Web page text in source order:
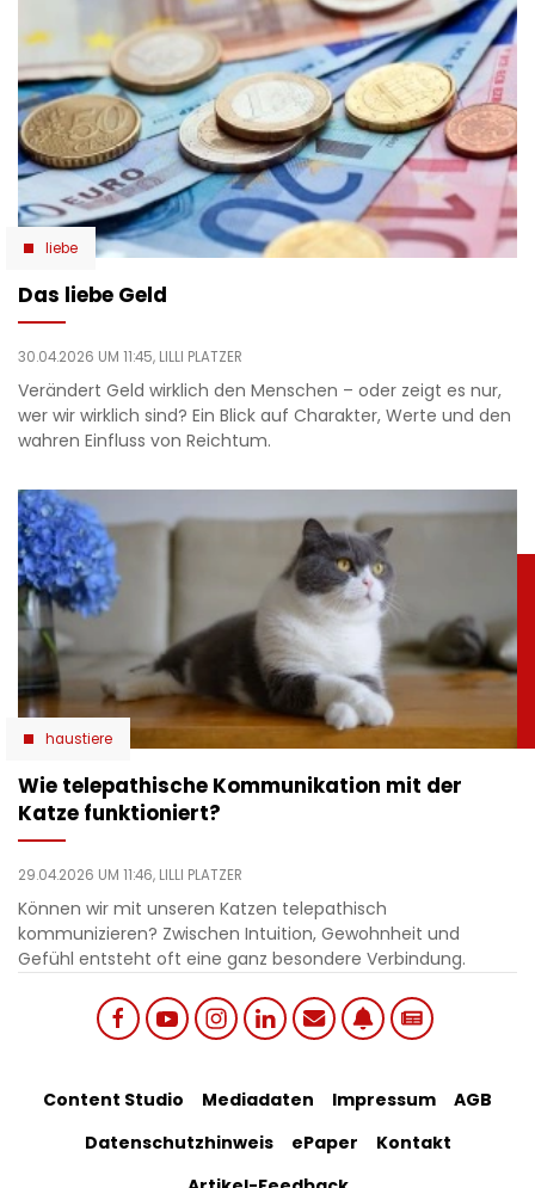
liebe
Das liebe Geld
30.04.2026 UM 11:45, LILLI PLATZER
Verändert Geld wirklich den Menschen – oder zeigt es nur,
wer wir wirklich sind? Ein Blick auf Charakter, Werte und den
wahren Einfluss von Reichtum.
haustiere
Wie telepathische Kommunikation mit der
Katze funktioniert?
29.04.2026 UM 11:46, LILLI PLATZER
Können wir mit unseren Katzen telepathisch
kommunizieren? Zwischen Intuition, Gewohnheit und
Gefühl entsteht oft eine ganz besondere Verbindung.
links
Footer
Bottom
Content Studio Mediadaten Impressum
AGB
Datenschutzhinweis
ePaper
Kontakt